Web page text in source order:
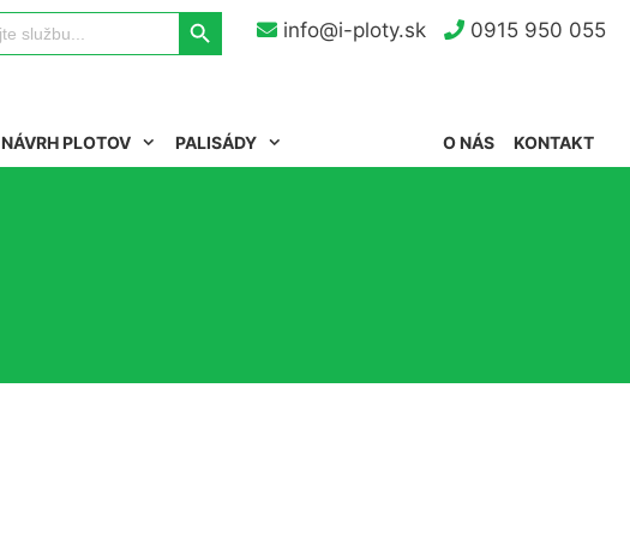
info@i-ploty.sk 0915 950 055
Search Button
NÁVRH PLOTOV PALISÁDY KONTAKT
O NÁS